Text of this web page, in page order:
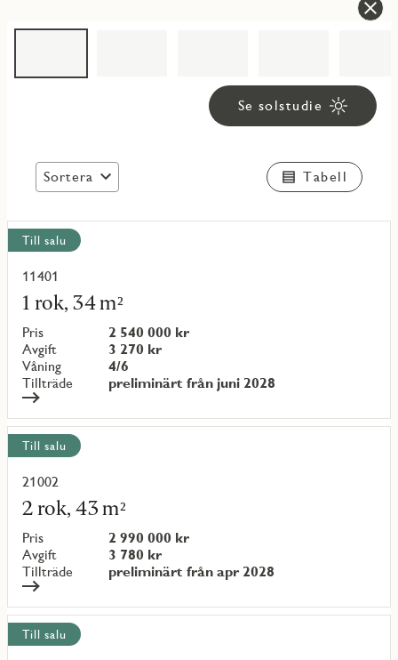
Se solstudie
Sortera Tabell
Visa
alla
objekt
Till salu
11401
1 rok, 34 m²
Pris
2 540 000 kr
Avgift
3 270 kr
Våning
4/6
Tillträde
preliminärt från juni 2028
Läs
mer
om
objekt
{objectNumber}
Till salu
21002
2 rok, 43 m²
Pris
2 990 000 kr
Avgift
3 780 kr
Tillträde
preliminärt från apr 2028
Läs
mer
om
objekt
{objectNumber}
Till salu